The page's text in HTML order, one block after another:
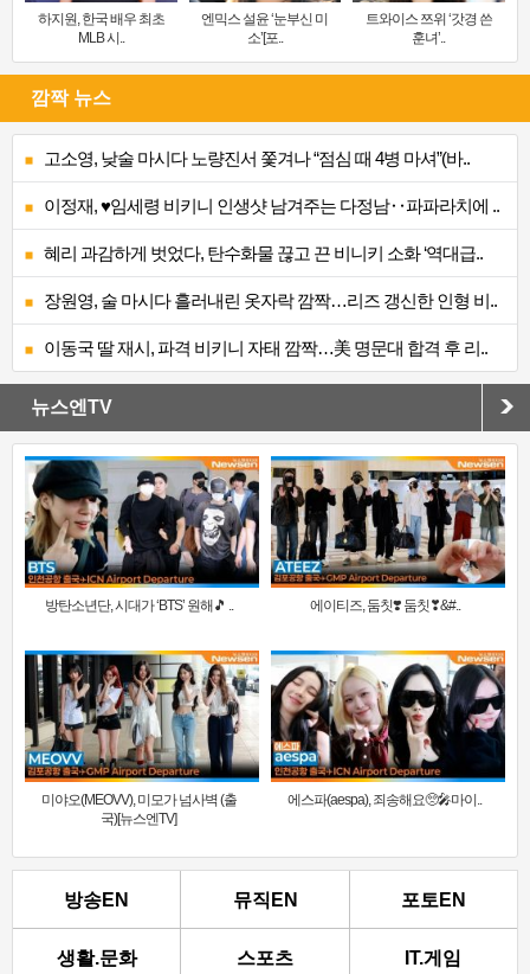
하지원, 한국 배우 최초
MLB 시..
엔믹스 설윤 ‘눈부신 미
소’[포..
트와이스 쯔위 ‘갓경 쓴
훈녀’..
깜짝 뉴스
고소영, 낮술 마시다 노량진서 쫓겨나 “점심 때 4병 마셔”(바..
이정재, ♥임세령 비키니 인생샷 남겨주는 다정남‥파파라치에 ..
혜리 과감하게 벗었다, 탄수화물 끊고 끈 비니키 소화 ‘역대급..
장원영, 술 마시다 흘러내린 옷자락 깜짝…리즈 갱신한 인형 비..
이동국 딸 재시, 파격 비키니 자태 깜짝…美 명문대 합격 후 리..
뉴스엔TV
방탄소년단, 시대가 ‘BTS’ 원해🎵 .. 에이티즈, 둠칫❣️ 둠칫❣&#..
미야오(MEOVV), 미모가 넘사벽 (출
국)[뉴스엔TV]
에스파(aespa), 죄송해요🥺🎤마이..
방송EN 뮤직EN 포토EN
생활.문화 스포츠 IT.게임